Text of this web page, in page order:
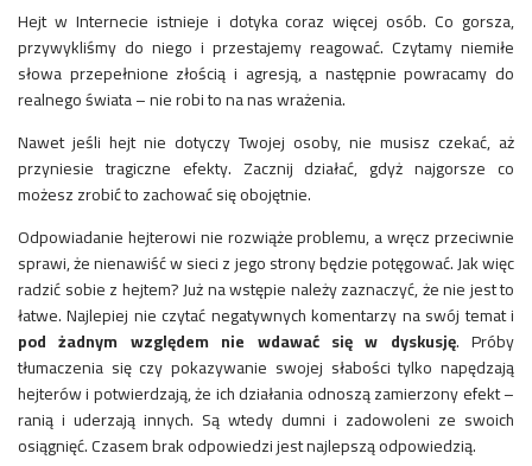
Hejt w Internecie istnieje i dotyka coraz więcej osób. Co gorsza,
przywykliśmy do niego i przestajemy reagować. Czytamy niemiłe
słowa przepełnione złością i agresją, a następnie powracamy do
realnego świata – nie robi to na nas wrażenia.
Nawet jeśli hejt nie dotyczy Twojej osoby, nie musisz czekać, aż
przyniesie tragiczne efekty. Zacznij działać, gdyż najgorsze co
możesz zrobić to zachować się obojętnie.
Odpowiadanie hejterowi nie rozwiąże problemu, a wręcz przeciwnie
sprawi, że nienawiść w sieci z jego strony będzie potęgować. Jak więc
radzić sobie z hejtem? Już na wstępie należy zaznaczyć, że nie jest to
łatwe. Najlepiej nie czytać negatywnych komentarzy na swój temat i
pod żadnym względem nie wdawać się w dyskusję. Próby
tłumaczenia się czy pokazywanie swojej słabości tylko napędzają
hejterów i potwierdzają, że ich działania odnoszą zamierzony efekt –
ranią i uderzają innych. Są wtedy dumni i zadowoleni ze swoich
osiągnięć. Czasem brak odpowiedzi jest najlepszą odpowiedzią.